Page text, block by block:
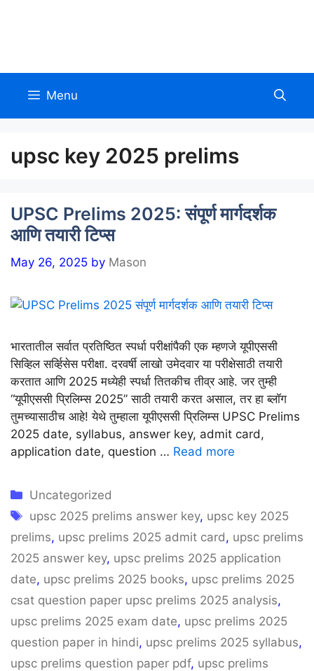
Menu
upsc key 2025 prelims
UPSC Prelims 2025: संपूर्ण मार्गदर्शक
आणि तयारी टिप्स
May 26, 2025 by Mason
भारतातील सर्वात प्रतिष्ठित स्पर्धा परीक्षांपैकी एक म्हणजे यूपीएससी
सिव्हिल सर्व्हिसेस परीक्षा. दरवर्षी लाखो उमेदवार या परीक्षेसाठी तयारी
करतात आणि 2025 मध्येही स्पर्धा तितकीच तीव्र आहे. जर तुम्ही
“यूपीएससी प्रिलिम्स 2025” साठी तयारी करत असाल, तर हा ब्लॉग
तुमच्यासाठीच आहे! येथे तुम्हाला यूपीएससी प्रिलिम्स UPSC Prelims
2025 date, syllabus, answer key, admit card,
application date, question … Read more
Categories
Uncategorized
Tags
upsc 2025 prelims answer key, upsc key 2025
prelims, upsc prelims 2025 admit card, upsc prelims
2025 answer key, upsc prelims 2025 application
date, upsc prelims 2025 books, upsc prelims 2025
csat question paper upsc prelims 2025 analysis,
upsc prelims 2025 exam date, upsc prelims 2025
question paper in hindi, upsc prelims 2025 syllabus,
upsc prelims question paper pdf, upsc prelims